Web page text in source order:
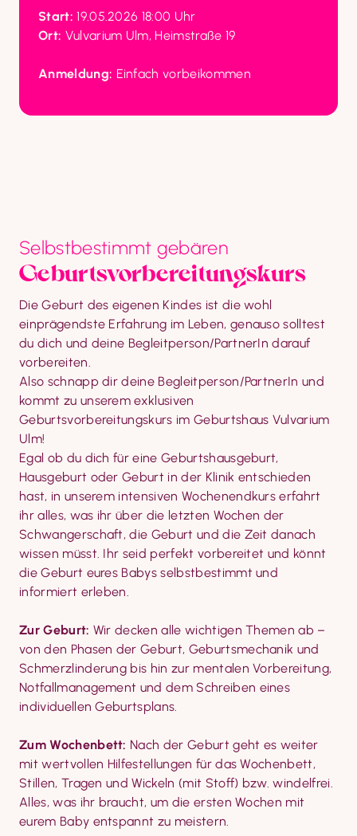
Start:
Ort: Vulvarium Ulm, Heimstraße 19
Anmeldung: Einfach vorbeikommen
Selbstbestimmt gebären
Geburtsvorbereitungskurs
Die Geburt des eigenen Kindes ist die wohl
einprägendste Erfahrung im Leben, genauso solltest
du dich und deine Begleitperson/PartnerIn darauf
vorbereiten.
Also schnapp dir deine Begleitperson/PartnerIn und
kommt zu unserem exklusiven
Geburtsvorbereitungskurs im Geburtshaus Vulvarium
Ulm!
Egal ob du dich für eine Geburtshausgeburt,
Hausgeburt oder Geburt in der Klinik entschieden
hast, in unserem intensiven Wochenendkurs erfahrt
ihr alles, was ihr über die letzten Wochen der
Schwangerschaft, die Geburt und die Zeit danach
wissen müsst. Ihr seid perfekt vorbereitet und könnt
die Geburt eures Babys selbstbestimmt und
informiert erleben.
Zur Geburt: Wir decken alle wichtigen Themen ab –
von den Phasen der Geburt, Geburtsmechanik und
Schmerzlinderung bis hin zur mentalen Vorbereitung,
Notfallmanagement und dem Schreiben eines
individuellen Geburtsplans.
Zum Wochenbett: Nach der Geburt geht es weiter
mit wertvollen Hilfestellungen für das Wochenbett,
Stillen, Tragen und Wickeln (mit Stoff) bzw. windelfrei.
Alles, was ihr braucht, um die ersten Wochen mit
eurem Baby entspannt zu meistern.